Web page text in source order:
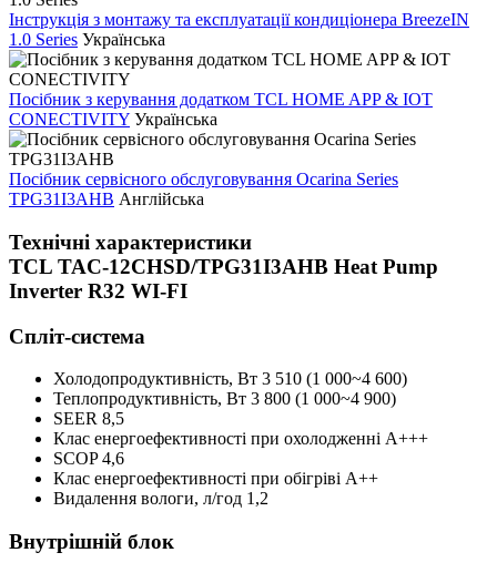
Інструкція з монтажу та експлуатації кондиціонера BreezeIN
1.0 Series Українська
Посібник з керування додатком TCL HOME APP & IOT
CONECTIVITY Українська
Посібник сервісного обслуговування Ocarina Series
TPG31I3AHB Англійська
Технічні характеристики
TCL TAC-12CHSD/TPG31I3AHB Heat Pump
Inverter R32 WI-FI
Спліт-система
Холодопродуктивність, Bт 3 510 (1 000~4 600)
Теплопродуктивність, Bт 3 800 (1 000~4 900)
SEER 8,5
Клас енергоефективності при охолодженні А+++
SCOP4,6
Клас енергоефективності при обігріві А++
Видалення вологи, л/год 1,2
Внутрішній блок